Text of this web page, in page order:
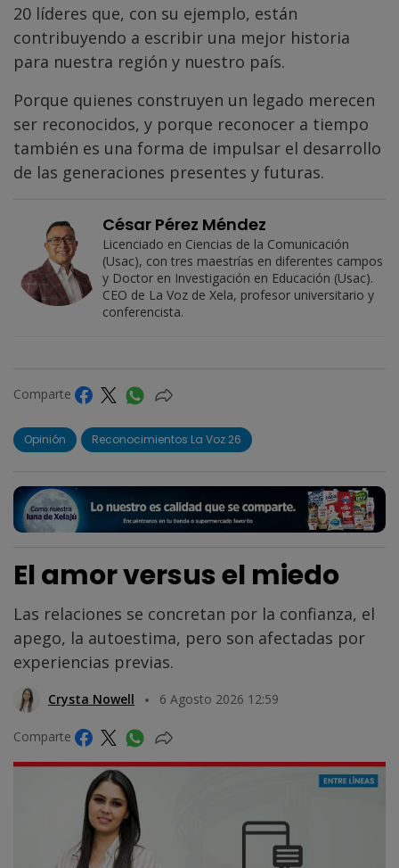
20 líderes que, con su ejemplo, están
contribuyendo a escribir una mejor historia
para nuestra región y nuestro país.
Porque quienes construyen un legado merecen
ser reconocidos, y porque reconocer a tiempo
también es una forma de impulsar el desarrollo
de las generaciones presentes y futuras.
César Pérez Méndez
Licenciado en Ciencias de la Comunicación
(Usac), con tres maestrías en diferentes campos
y Doctor en Investigación en Educación (Usac).
CEO de La Voz de Xela, profesor universitario y
conferencista.
Comparte
Opinión Reconocimientos La Voz 26
El amor versus el miedo
Las relaciones se concretan por la confianza, el
apego, la autoestima, pero son afectadas por
experiencias previas.
Crysta Nowell 6 Agosto 2026 12:59
Comparte